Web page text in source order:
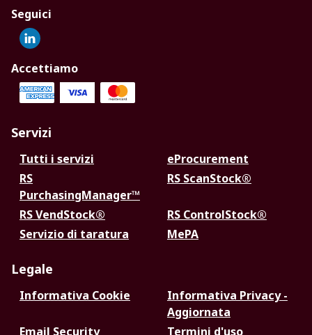
Seguici
Accettiamo
Servizi
Tutti i servizi
eProcurement
RS
PurchasingManager™
RS ScanStock®
RS VendStock®
RS ControlStock®
Servizio di taratura
MePA
Legale
Informativa Cookie
Informativa Privacy -
Aggiornata
Email Security
Termini d'uso